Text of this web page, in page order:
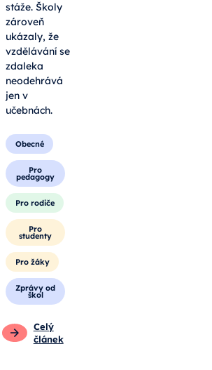
stáže. Školy
zároveň
ukázaly, že
vzdělávání se
zdaleka
neodehrává
jen v
učebnách.
Obecné
Pro
pedagogy
Pro rodiče
Pro
studenty
Pro žáky
Zprávy od
škol
Celý
článek